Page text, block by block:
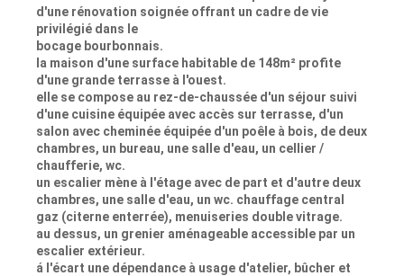
d'une rénovation soignée offrant un cadre de vie
privilégié dans le
bocage bourbonnais.
la maison d'une surface habitable de 148m² profite
d'une grande terrasse à l'ouest.
elle se compose au rez-de-chaussée d'un séjour suivi
d'une cuisine équipée avec accès sur terrasse, d'un
salon avec cheminée équipée d'un poêle à bois, de deux
chambres, un bureau, une salle d'eau, un cellier /
chaufferie, wc.
un escalier mène à l'étage avec de part et d'autre deux
chambres, une salle d'eau, un wc. chauffage central
gaz (citerne enterrée), menuiseries double vitrage.
au dessus, un grenier aménageable accessible par un
escalier extérieur.
á l'écart une dépendance à usage d'atelier, bûcher et